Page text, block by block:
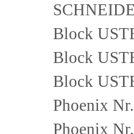
Block
Block
Block
Phoenix
Phoenix